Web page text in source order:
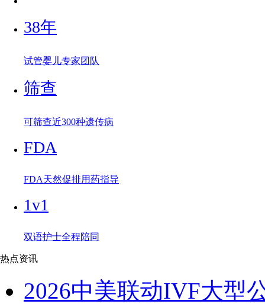
38年
试管婴儿专家团队
筛查
可筛查近300种遗传病
FDA
FDA天然促排用药指导
1v1
双语护士全程陪同
热点资讯
2026中美联动IVF大型